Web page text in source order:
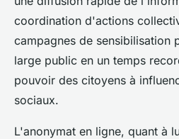
coordination d'actions
campagnes de sensibilisation
large public en un temps
pouvoir des citoyens à
sociaux.
L'anonymat en ligne, quant à